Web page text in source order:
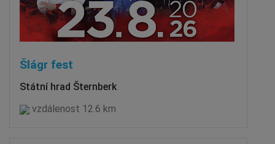
Šlágr fest
Státní hrad Šternberk
vzdálenost 12.6 km